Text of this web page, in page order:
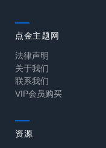
点金主题网
法律声明
关于我们
联系我们
VIP会员购买
资源